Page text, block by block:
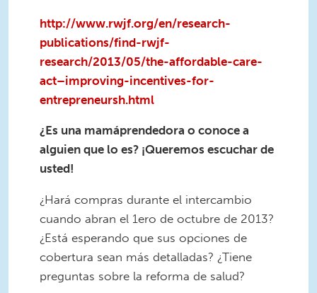
http://www.rwjf.org/en/research-
publications/find-rwjf-
research/2013/05/the-affordable-care-
act–improving-incentives-for-
entrepreneursh.html
¿Es una mamáprendedora o conoce a
alguien que lo es? ¡Queremos escuchar de
usted!
¿Hará compras durante el intercambio
cuando abran el 1ero de octubre de 2013?
¿Está esperando que sus opciones de
cobertura sean más detalladas? ¿Tiene
preguntas sobre la reforma de salud?